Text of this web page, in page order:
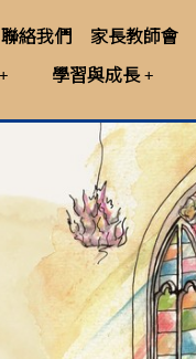
聯絡我們 家長教師會
學習與成長